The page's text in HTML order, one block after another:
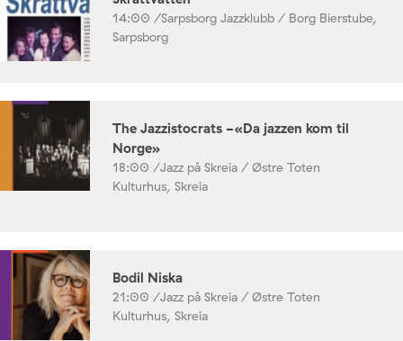
14:00 /Sarpsborg Jazzklubb / Borg Bierstube,
Sarpsborg
The Jazzistocrats -«Da jazzen kom til
Norge»
18:00 /Jazz på Skreia / Østre Toten
Kulturhus, Skreia
Bodil Niska
21:00 /Jazz på Skreia / Østre Toten
Kulturhus, Skreia